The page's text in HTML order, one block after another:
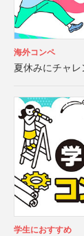
海外コンペ
夏休みにチャ
学生におすすめ